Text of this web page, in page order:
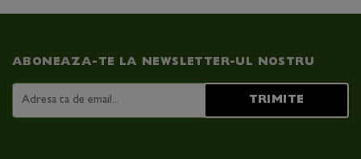
ABONEAZA-TE LA NEWSLETTER-UL NOSTRU
TRIMITE